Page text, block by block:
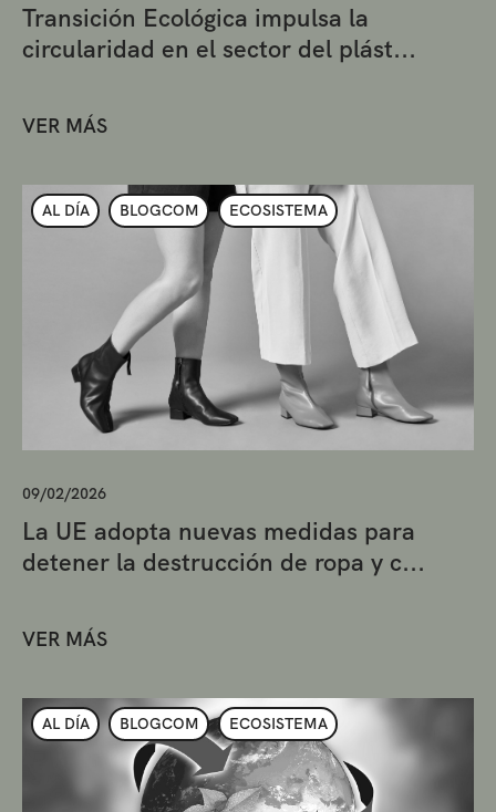
Transición Ecológica impulsa la
circularidad en el sector del plást...
VER MÁS
AL DÍA BLOGCOM ECOSISTEMA
09/02/2026
La UE adopta nuevas medidas para
detener la destrucción de ropa y c...
VER MÁS
AL DÍA BLOGCOM ECOSISTEMA